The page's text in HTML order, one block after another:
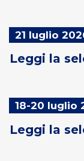
21 luglio
Leggi la
18-20 luglio
Leggi la